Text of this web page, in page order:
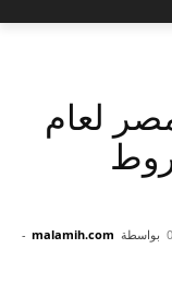
لعام
بواسطة malamih.com
-